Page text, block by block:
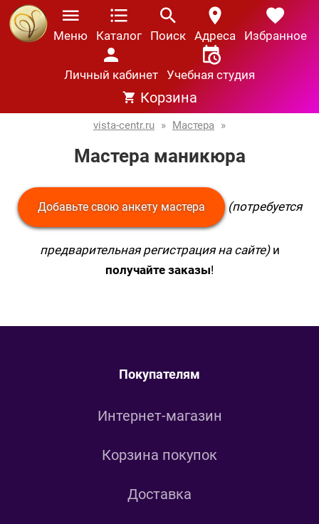
Меню Каталог Поиск Адреса Избранное
Личный кабинет Учебная студия
Корзина
vista-centr.ru » Мастера »
Мастера маникюра
Добавьте свою анкету мастера (потребуется
предварительная регистрация на сайте)и
получайте заказы!
Покупателям
Интернет-магазин
Корзина покупок
Доставка